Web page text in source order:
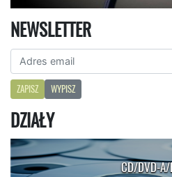
NEWSLETTER
ZAPISZ WYPISZ
DZIAŁY
CD/DVD-A/